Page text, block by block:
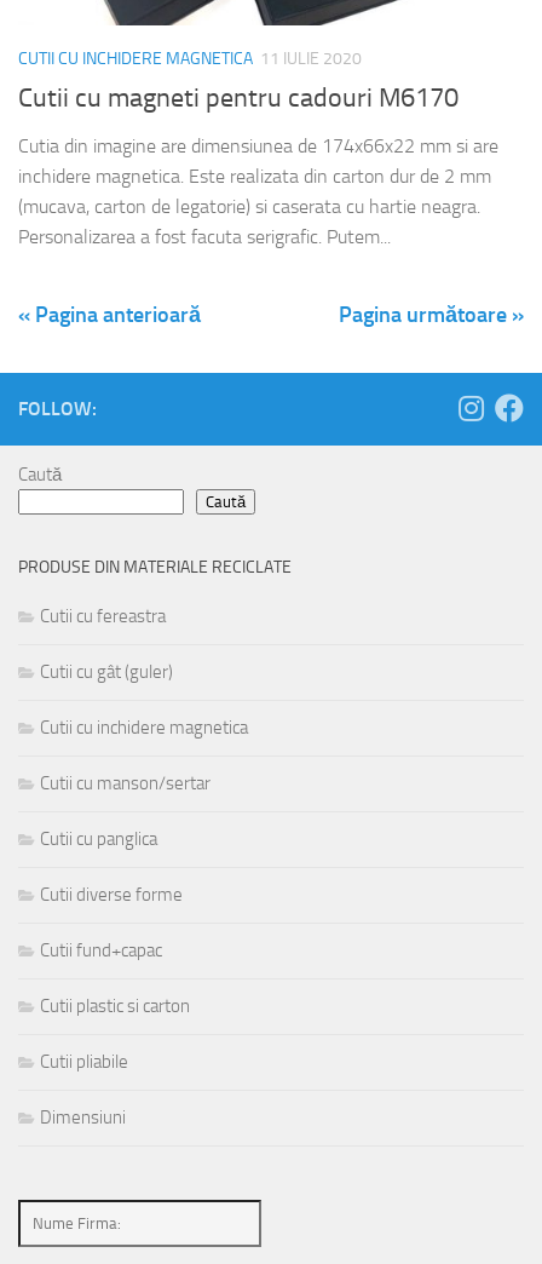
CUTII CU INCHIDERE MAGNETICA 11 IULIE 2020
Cutii cu magneti pentru cadouri M6170
Cutia din imagine are dimensiunea de 174x66x22 mm si are
inchidere magnetica. Este realizata din carton dur de 2 mm
(mucava, carton de legatorie) si caserata cu hartie neagra.
Personalizarea a fost facuta serigrafic. Putem...
« Pagina anterioară Pagina următoare »
FOLLOW:
Caută
Caută
PRODUSE DIN MATERIALE RECICLATE
Cutii cu fereastra
Cutii cu gât (guler)
Cutii cu inchidere magnetica
Cutii cu manson/sertar
Cutii cu panglica
Cutii diverse forme
Cutii fund+capac
Cutii plastic si carton
Cutii pliabile
Dimensiuni